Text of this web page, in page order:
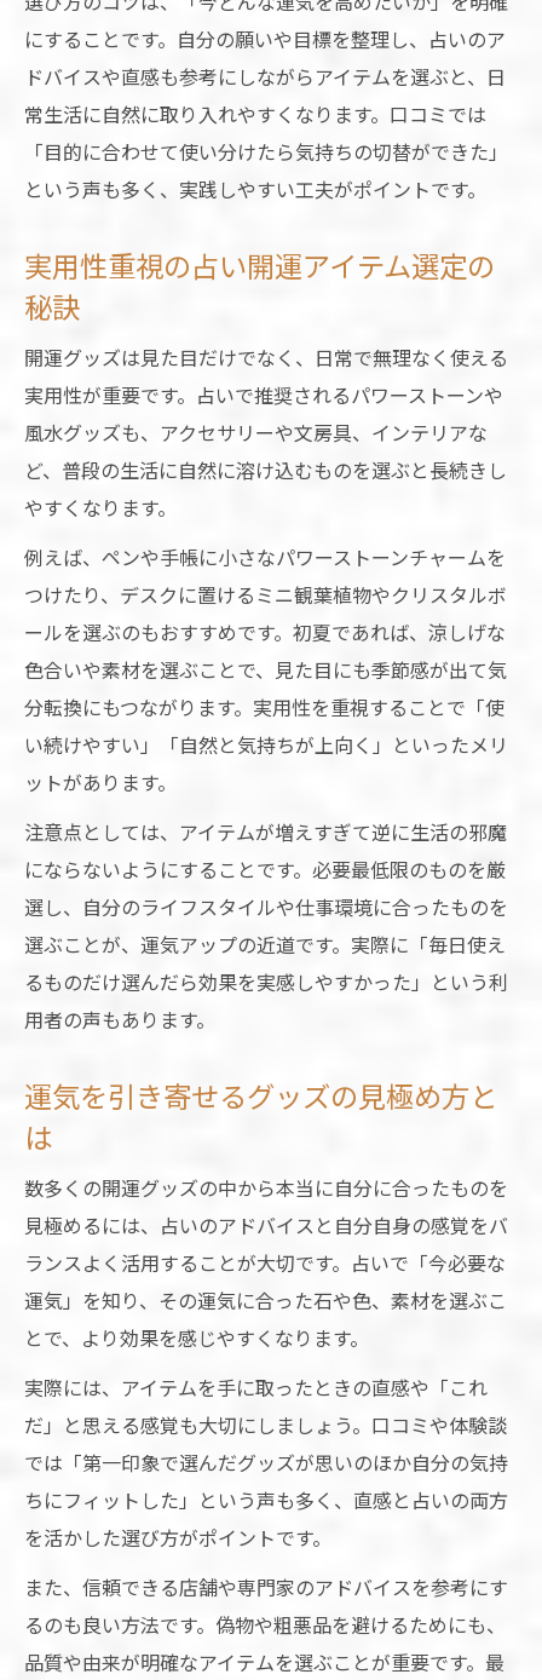
にすることです。自分の願いや目標を整理し、占いのア
ドバイスや直感も参考にしながらアイテムを選ぶと、日
常生活に自然に取り入れやすくなります。口コミでは
「目的に合わせて使い分けたら気持ちの切替ができた」
という声も多く、実践しやすい工夫がポイントです。
実用性重視の占い開運アイテム選定の
秘訣
開運グッズは見た目だけでなく、日常で無理なく使える
実用性が重要です。占いで推奨されるパワーストーンや
風水グッズも、アクセサリーや文房具、インテリアな
ど、普段の生活に自然に溶け込むものを選ぶと長続きし
やすくなります。
例えば、ペンや手帳に小さなパワーストーンチャームを
つけたり、デスクに置けるミニ観葉植物やクリスタルボ
ールを選ぶのもおすすめです。初夏であれば、涼しげな
色合いや素材を選ぶことで、見た目にも季節感が出て気
分転換にもつながります。実用性を重視することで「使
い続けやすい」「自然と気持ちが上向く」といったメリ
ットがあります。
注意点としては、アイテムが増えすぎて逆に生活の邪魔
にならないようにすることです。必要最低限のものを厳
選し、自分のライフスタイルや仕事環境に合ったものを
選ぶことが、運気アップの近道です。実際に「毎日使え
るものだけ選んだら効果を実感しやすかった」という利
用者の声もあります。
運気を引き寄せるグッズの見極め方と
は
数多くの開運グッズの中から本当に自分に合ったものを
見極めるには、占いのアドバイスと自分自身の感覚をバ
ランスよく活用することが大切です。占いで「今必要な
運気」を知り、その運気に合った石や色、素材を選ぶこ
とで、より効果を感じやすくなります。
実際には、アイテムを手に取ったときの直感や「これ
だ」と思える感覚も大切にしましょう。口コミや体験談
では「第一印象で選んだグッズが思いのほか自分の気持
ちにフィットした」という声も多く、直感と占いの両方
を活かした選び方がポイントです。
また、信頼できる店舗や専門家のアドバイスを参考にす
るのも良い方法です。偽物や粗悪品を避けるためにも、
品質や由来が明確なアイテムを選ぶことが重要です。最